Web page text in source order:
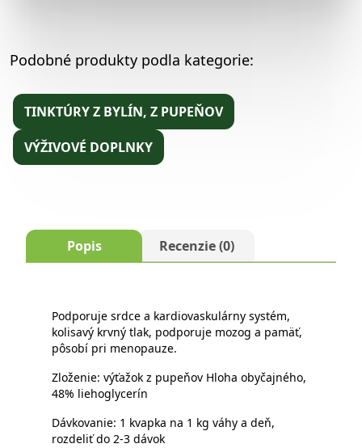
Podobné produkty podla kategorie:
TINKTÚRY Z BYLÍN, Z PUPEŇOV
VÝŽIVOVÉ DOPLNKY
Popis Recenzie (0)
Podporuje srdce a kardiovaskulárny systém,
kolisavý krvný tlak, podporuje mozog a pamäť,
pôsobí pri menopauze.
Zloženie: výťažok z pupeňov Hloha obyčajného,
48% liehoglycerín
Dávkovanie: 1 kvapka na 1 kg váhy a deň,
rozdeliť do 2-3 dávok